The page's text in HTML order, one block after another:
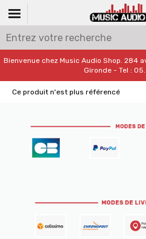
Bienvenue chez Music Audio Shop. 284
Gironde - Tel :
Ce produit n'est plus référencé